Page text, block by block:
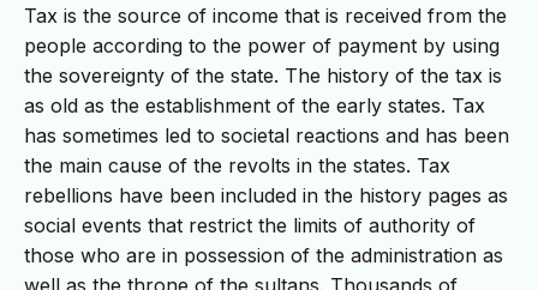
Tax is the source of income that is received from the
people according to the power of payment by using
the sovereignty of the state. The history of the tax is
as old as the establishment of the early states. Tax
has sometimes led to societal reactions and has been
the main cause of the revolts in the states. Tax
rebellions have been included in the history pages as
social events that restrict the limits of authority of
those who are in possession of the administration as
well as the throne of the sultans. Thousands of